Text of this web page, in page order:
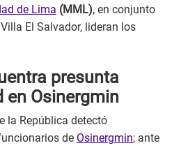
de Lima (MML), en conjunto
El Salvador, lideran los
presunta
en Osinergmin
la República detectó
de Osinergmin; ante